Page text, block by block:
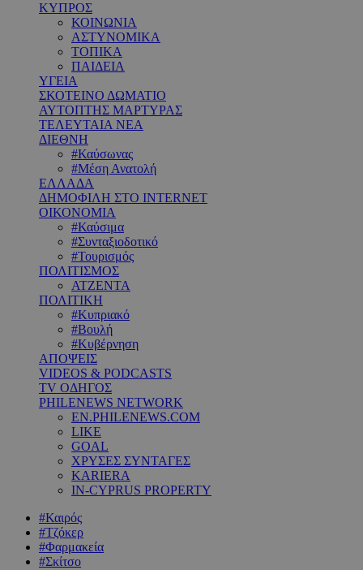
ΚΥΠΡΟΣ
ΚΟΙΝΩΝΙΑ
ΑΣΤΥΝΟΜΙΚΑ
ΤΟΠΙΚΑ
ΠΑΙΔΕΙΑ
ΥΓΕΙΑ
ΣΚΟΤΕΙΝΟ ΔΩΜΑΤΙΟ
ΑΥΤΟΠΤΗΣ ΜΑΡΤΥΡΑΣ
ΤΕΛΕΥΤΑΙΑ ΝΕΑ
ΔΙΕΘΝΗ
#Καύσωνας
#Μέση Ανατολή
ΕΛΛΑΔΑ
ΔΗΜΟΦΙΛΗ ΣΤΟ INTERNET
ΟΙΚΟΝΟΜΙΑ
#Καύσιμα
#Συνταξιοδοτικό
#Τουρισμός
ΠΟΛΙΤΙΣΜΟΣ
ΑΤΖΕΝΤΑ
ΠΟΛΙΤΙΚΗ
#Κυπριακό
#Βουλή
#Κυβέρνηση
ΑΠΟΨΕΙΣ
VIDEOS & PODCASTS
TV ΟΔΗΓΟΣ
PHILENEWS NETWORK
EN.PHILENEWS.COM
LIKE
GOAL
ΧΡΥΣΕΣ ΣΥΝΤΑΓΕΣ
KARIERA
IN-CYPRUS PROPERTY
#Καιρός
#Τζόκερ
#Φαρμακεία
#Σκίτσο